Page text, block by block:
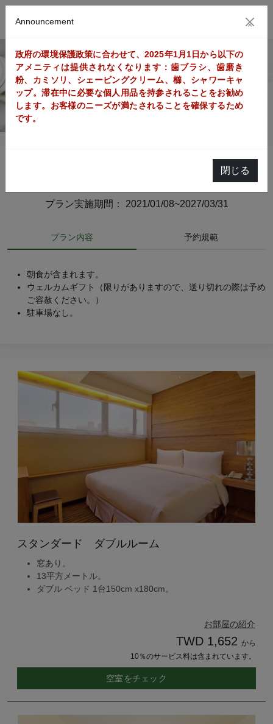
プラン実施期間： 2021/01/08~2027/03/31
プラン内容 予約規範
朝食が含まれます。
ウェルカムギフト（限りがありますので、送り切れの際は予め
ご容赦ください。）
駐車場なし。
スタンダード ダブルルーム
窓あり。
13平方メートル。
ダブル ベッド 1台150cm x180cm。
お部屋の紹介
TWD 1,652 から
10％のサービス料は含まれています。
空室をチェック
Announcement ×
政府の環境保護政策に合わせて、2025年1月1日から以下の
アメニティは提供されなくなります：歯ブラシ、歯磨き
粉、カミソリ、シェービングクリーム、櫛、シャワーキャ
ップ。滞在中に必要な個人用品を持参されることをお勧め
します。お客様のニーズが満たされることを確保するため
です。
閉じる